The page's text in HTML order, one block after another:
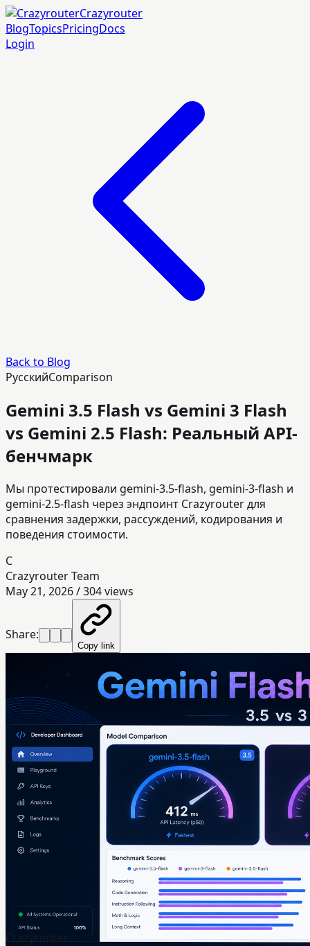
Crazyrouter
BlogTopicsPricingDocs
Login
Back to Blog
РусскийComparison
Gemini 3.5 Flash vs Gemini 3 Flash
vs Gemini 2.5 Flash: Реальный API-
бенчмарк
Мы протестировали gemini-3.5-flash, gemini-3-flash и
gemini-2.5-flash через эндпоинт Crazyrouter для
сравнения задержки, рассуждений, кодирования и
поведения стоимости.
C
Crazyrouter Team
May 21, 2026/304views
Share:
Copy link
Crazyrouter